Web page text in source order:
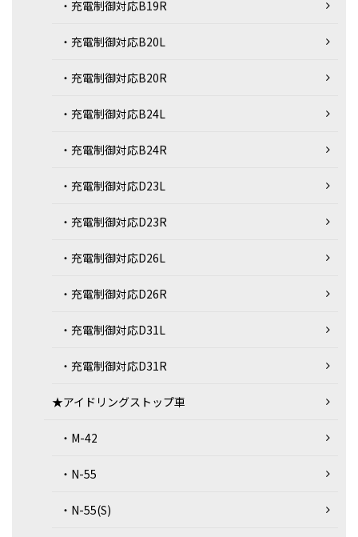
・充電制御対応B19R
・充電制御対応B20L
・充電制御対応B20R
・充電制御対応B24L
・充電制御対応B24R
・充電制御対応D23L
・充電制御対応D23R
・充電制御対応D26L
・充電制御対応D26R
・充電制御対応D31L
・充電制御対応D31R
★アイドリングストップ車
・M-42
・N-55
・N-55(S)